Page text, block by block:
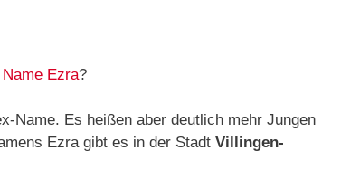
Ezra?
Name. Es heißen aber deutlich mehr Jungen
Ezra gibt es in der Stadt Villingen-